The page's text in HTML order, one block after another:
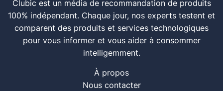
Clubic est un média de recommandation de produits
100% indépendant. Chaque jour, nos experts testent et
comparent des produits et services technologiques
pour vous informer et vous aider à consommer
intelligemment.
À propos
Nous contacter